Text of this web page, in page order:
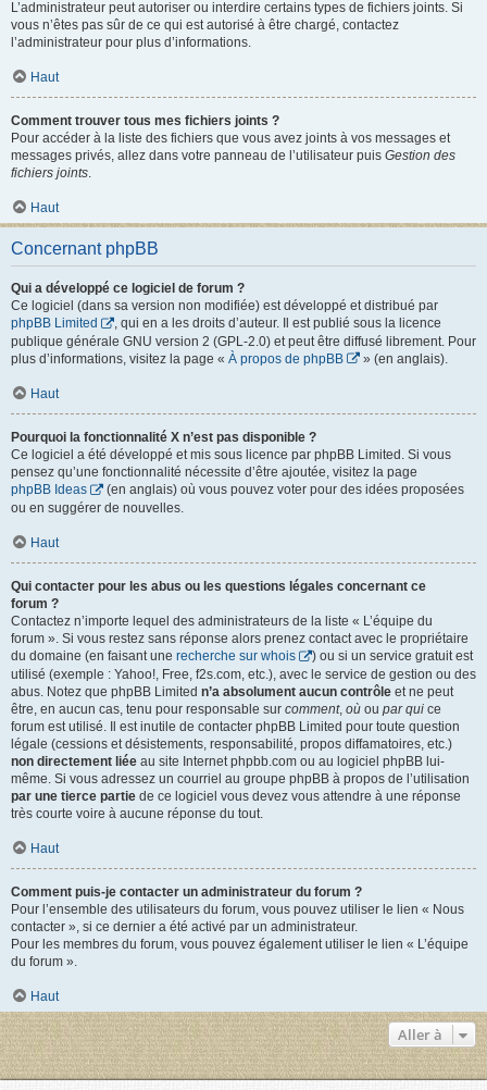
L’administrateur peut autoriser ou interdire certains types de fichiers joints. Si
vous n’êtes pas sûr de ce qui est autorisé à être chargé, contactez
l’administrateur pour plus d’informations.
Haut
Comment trouver tous mes fichiers joints ?
Pour accéder à la liste des fichiers que vous avez joints à vos messages et
messages privés, allez dans votre panneau de l’utilisateur puis Gestion des
fichiers joints
Haut
Concernant phpBB
Qui a développé ce logiciel de forum ?
Ce logiciel (dans sa version non modifiée) est développé et distribué par
phpBB Limited
, qui en a les droits d’auteur. Il est publié sous la licence
publique générale GNU version 2 (GPL-2.0) et peut être diffusé librement. Pour
plus d’informations, visitez la page « À propos de phpBB » (en anglais).
Haut
Pourquoi la fonctionnalité X n’est pas disponible ?
Ce logiciel a été développé et mis sous licence par phpBB Limited. Si vous
pensez qu’une fonctionnalité nécessite d’être ajoutée, visitez la page
phpBB Ideas
(en anglais) où vous pouvez voter pour des idées proposées
ou en suggérer de nouvelles.
Haut
Qui contacter pour les abus ou les questions légales concernant ce
forum ?
Contactez n’importe lequel des administrateurs de la liste « L’équipe du
forum ». Si vous restez sans réponse alors prenez contact avec le propriétaire
du domaine (en faisant une recherche sur whois
) ou si un service gratuit est
utilisé (exemple : Yahoo!, Free, f2s.com, etc.), avec le service de gestion ou des
abus. Notez que phpBB Limited n’a absolument aucun contrôle et ne peut
être, en aucun cas, tenu pour responsable sur comment, où ou par qui ce
forum est utilisé. Il est inutile de contacter phpBB Limited pour toute question
légale (cessions et désistements, responsabilité, propos diffamatoires, etc.)
non directement liée au site Internet phpbb.com ou au logiciel phpBB lui-
même. Si vous adressez un courriel au groupe phpBB à propos de l’utilisation
par une tierce partie de ce logiciel vous devez vous attendre à une réponse
très courte voire à aucune réponse du tout.
Haut
Comment puis-je contacter un administrateur du forum ?
Pour l’ensemble des utilisateurs du forum, vous pouvez utiliser le lien « Nous
contacter », si ce dernier a été activé par un administrateur.
Pour les membres du forum, vous pouvez également utiliser le lien « L’équipe
du forum ».
Haut
Aller à